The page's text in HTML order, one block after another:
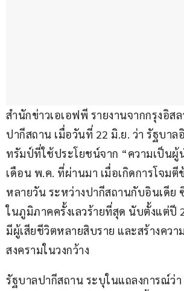
สำนักข่าวเอเอฟพี รายงานจากกรุงอิส
ปากีสถาน เมื่อวันที่ 22 มิ.ย. ว่า รัฐบา
ทรัมป์ที่ใช้ประโยชน์จาก “ความเป็นผู้
เดือน พ.ค. ที่ผ่านมา เมื่อเกิดการโจม
หลายวัน ระหว่างปากีสถานกับอินเดีย
ในภูมิภาคครั้งเลวร้ายที่สุด นับตั้งแต่ปี
มีผู้เสียชีวิตหลายสิบราย และสร้างควา
สงครามในวงกว้าง
รัฐบาลปากีสถาน ระบุในแถลงการณ์ว่า